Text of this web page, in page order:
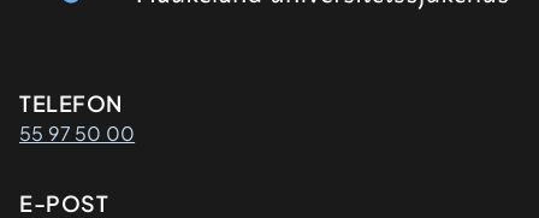
Kontaktinformasjon
TELEFON
55 97 50 00
E-POST